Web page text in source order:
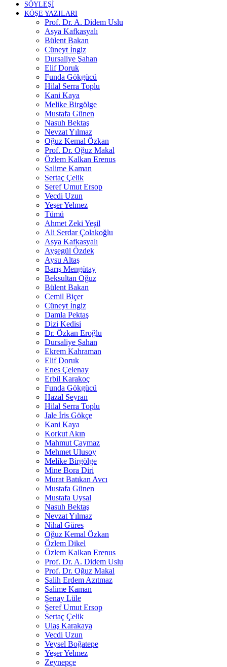
SÖYLEŞİ
KÖŞE YAZILARI
Prof. Dr. A. Didem Uslu
Asya Kafkasyalı
Bülent Bakan
Cüneyt İngiz
Dursaliye Şahan
Elif Doruk
Funda Gökgücü
Hilal Serra Toplu
Kani Kaya
Melike Birgölge
Mustafa Günen
Nasuh Bektaş
Nevzat Yılmaz
Oğuz Kemal Özkan
Prof. Dr. Oğuz Makal
Özlem Kalkan Erenus
Salime Kaman
Sertaç Çelik
Şeref Umut Ersop
Vecdi Uzun
Yeşer Yelmez
Tümü
Ahmet Zeki Yeşil
Ali Serdar Çolakoğlu
Asya Kafkasyalı
Ayşegül Özdek
Aysu Altaş
Barış Mengütay
Beksultan Oğuz
Bülent Bakan
Cemil Biçer
Cüneyt İngiz
Damla Pektaş
Dizi Kedisi
Dr. Özkan Eroğlu
Dursaliye Şahan
Ekrem Kahraman
Elif Doruk
Enes Çelenay
Erbil Karakoç
Funda Gökgücü
Hazal Seyran
Hilal Serra Toplu
Jale İris Gökçe
Kani Kaya
Korkut Akın
Mahmut Çaymaz
Mehmet Ulusoy
Melike Birgölge
Mine Bora Diri
Murat Batıkan Avcı
Mustafa Günen
Mustafa Uysal
Nasuh Bektaş
Nevzat Yılmaz
Nihal Güres
Oğuz Kemal Özkan
Özlem Dikel
Özlem Kalkan Erenus
Prof. Dr. A. Didem Uslu
Prof. Dr. Oğuz Makal
Salih Erdem Azıtmaz
Salime Kaman
Şenay Lüle
Şeref Umut Ersop
Sertaç Çelik
Ulaş Karakaya
Vecdi Uzun
Veysel Boğatepe
Yeşer Yelmez
Zeynepçe